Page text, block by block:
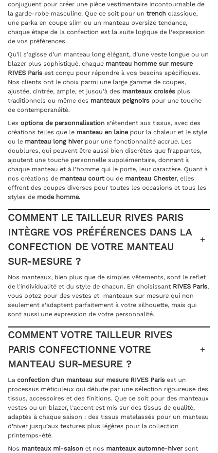
conjuguent pour créer une pièce vestimentaire incontournable de
la garde-robe masculine. Que ce soit pour un trenchclassique,
une parka en coupe slim ou un manteau oversize tendance,
chaque étape de la confection est la suite logique de l’expression
de vos préférences.
Qu’il s’agisse d’un manteau long élégant, d’une veste longue ou un
blazer plus sophistiqué, chaque manteau homme sur mesure
RIVES Parisest conçu pour répondre à vos besoins spécifiques.
Nos clients ont le choix parmi une large gamme de coupes,
ajustée, cintrée, ample, et jusqu’à des manteaux croisés plus
traditionnels ou même des manteaux peignoirs pour une touche
de contemporanéité.
Les options de personnalisations’étendent aux tissus, avec des
créations telles que le manteau en lainepour la chaleur et le style
ou le manteau long hiverpour une fonctionnalité accrue. Les
doublures, qui peuvent être aussi bien discrètes que frappantes,
ajoutent une touche personnelle supplémentaire, donnant à
chaque manteau et à l’homme qui le porte, leur caractère. Quant à
nos créations demanteau court ou de manteau Chester, elles
offrent des coupes diverses pour toutes les occasions et tous les
styles demode homme.
COMMENT LE TAILLEUR RIVES PARIS
INTÈGRE VOS PRÉFÉRENCES DANS LA
CONFECTION DE VOTRE MANTEAU
SUR-MESURE ?
Nos manteaux, bien plus que de simples vêtements, sont le reflet
de l’individualité et du style de chacun. En choisissantRIVES Paris,
vous optez pour des vestes et manteaux sur mesure qui non
seulement s’adaptent parfaitement à votre silhouette, mais qui
sont aussi une expression de votre personnalité.
COMMENT VOTRE TAILLEUR RIVES
PARIS CONFECTIONNE VOTRE
MANTEAU SUR-MESURE ?
La confection d’un manteau sur mesure RIVES Paris est un
processus méticuleux qui débute par une sélection rigoureuse des
tissus, accessoires et des finitions. Que ce soit pour des manteaux
vestes ou un blazer, l’accent est mis sur des tissus de qualité,
adaptés à chaque saison : des tissus matelassés pour un manteau
d’hiver jusqu’aux textures plus légères pour la collection
printemps-été.
Nos manteaux mi-saisonet nos manteaux automne-hiver sont